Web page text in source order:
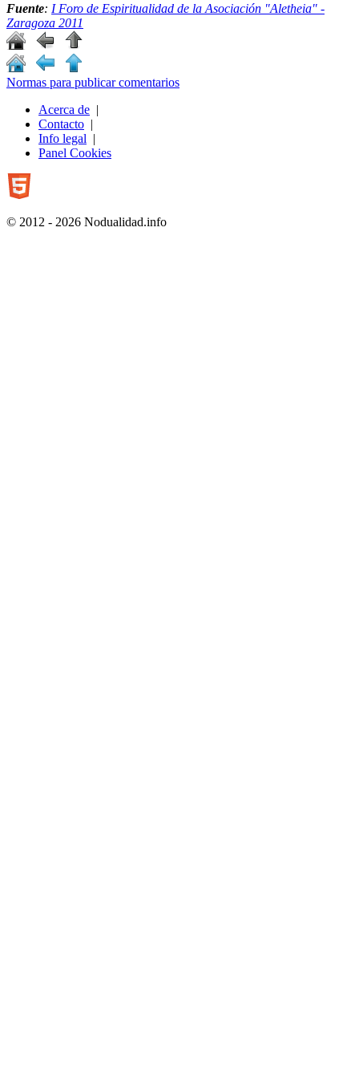
Fuente: I Foro de Espiritualidad de la Asociación "Aletheia" -
Zaragoza 2011
Normas para publicar comentarios
Acerca de |
Contacto |
Info legal |
Panel Cookies
© 2012 - 2026 Nodualidad.info